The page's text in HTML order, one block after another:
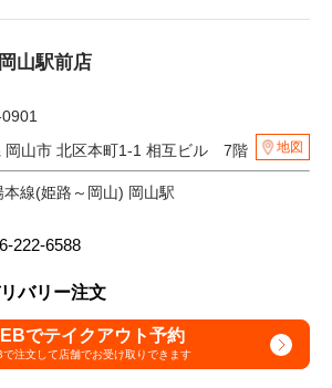
山駅前店
岡山市 北区本町1-1 相互ビル 7階
地図
本線(姫路～岡山) 岡山駅
222-6588
バリー注文
でテイクアウト予約
で注文して店舗でお受け取りできます